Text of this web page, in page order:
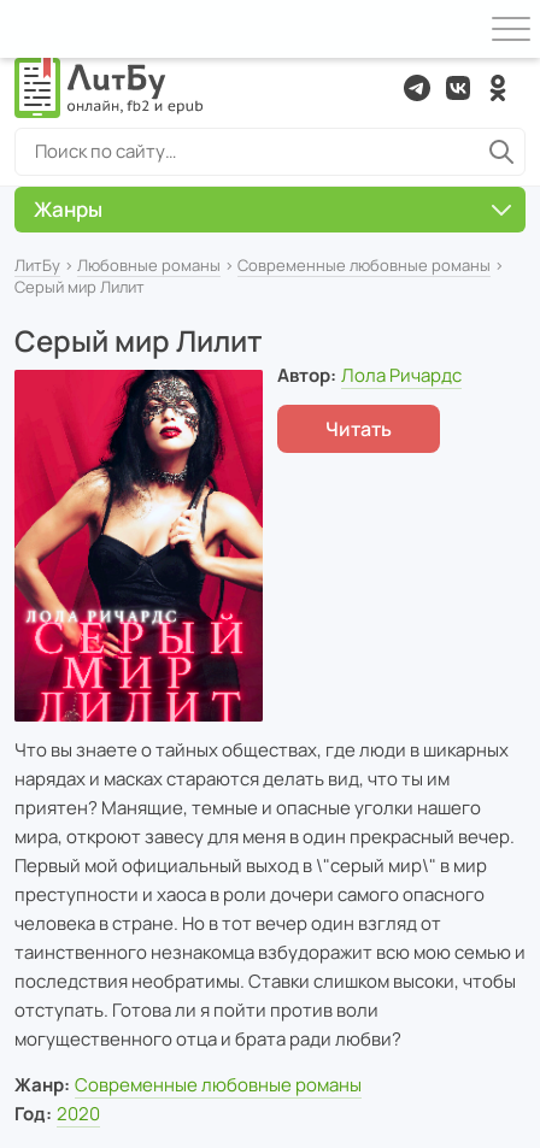
ЛитБу › Любовные романы › Современные любовные романы ›
Серый мир Лилит
Серый мир Лилит
Автор: Лола Ричардс
Читать
Что вы знаете о тайных обществах, где люди в шикарных
нарядах и масках стараются делать вид, что ты им
приятен? Манящие, темные и опасные уголки нашего
мира, откроют завесу для меня в один прекрасный вечер.
Первый мой официальный выход в \"серый мир\" в мир
преступности и хаоса в роли дочери самого опасного
человека в стране. Но в тот вечер один взгляд от
таинственного незнакомца взбудоражит всю мою семью и
последствия необратимы. Ставки слишком высоки, чтобы
отступать. Готова ли я пойти против воли
могущественного отца и брата ради любви?
Жанр: Современные любовные романы
Год: 2020
Жанры